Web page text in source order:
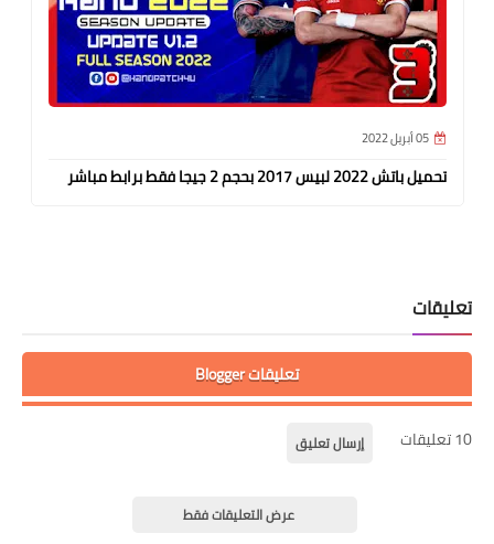
05 أبريل 2022
تحميل باتش 2022 لبيس 2017 بحجم 2 جيجا فقط برابط مباشر
تعليقات
تعليقات Blogger
10 تعليقات إرسال تعليق
عرض التعليقات فقط